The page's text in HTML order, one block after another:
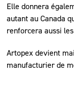
Elle donnera
autant au Canada
renforcera aussi
Artopex devient
manufacturier de